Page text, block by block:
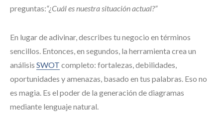
preguntas:“¿Cuál es nuestra situación actual?”
En lugar de adivinar, describes tu negocio en términos
sencillos. Entonces, en segundos, la herramienta crea un
análisis SWOT completo: fortalezas, debilidades,
oportunidades y amenazas, basado en tus palabras. Eso no
es magia. Es el poder de la generación de diagramas
mediante lenguaje natural.